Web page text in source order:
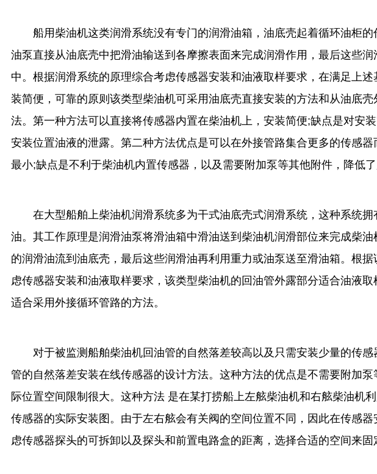
船用柴油机这类润滑系统没有专门的润滑油箱，油底壳起着循环油柜的
油泵直接从油底壳中把滑油输送到各摩擦表面来完成润滑作用，最后这些
中。根据润滑系统的原理综合考虑传感器安装和油液取样要求，在满足上
装简便，可靠的原则该类型柴油机可采用油底壳直接安装的方法和从油底
法。第一种方法可以直接将传感器内置在柴油机上，安装简便;缺点是对安
安装位置油液的泄露。第二种方法优点是可以在外接管路集合更多的传感器
最小;缺点是不利于柴油机内置传感器，以及需要附加泵等其他附件，降低了
在大型船舶上柴油机润滑系统多为干式油底壳式润滑系统，这种系统拥
油。其工作原理是润滑油泵将滑油箱中滑油送到柴油机润滑部位来完成柴
的润滑油流到油底壳，最后这些润滑油再利用重力或油泵送至滑油箱。根
虑传感器安装和油液取样要求，该类型柴油机的回油管外露部分适合油液
适合采用外接循环管路的方法。
对于被监测船舶柴油机回油管的自然落差较高以及只需安装少量的传感
管的自然落差安装在线传感器的设计方法。这种方法的优点是不需要附加
际位置空间限制很大。这种方法 是在某打捞船上左舷柴油机和右舷柴油机
传感器的实际安装图。由于左右舷会有关阀的空间位置不同，因此在传感
虑传感器探头的可拆卸以及探头和前置电路盒的距离，选择合适的空间来固